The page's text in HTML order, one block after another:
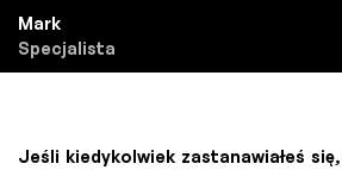
Mark
Specjalista
Jeśli kiedykolwiek zastanawiałeś